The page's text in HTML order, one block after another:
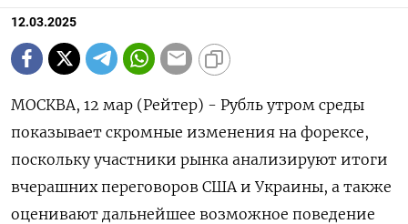
12.03.2025
МОСКВА, 12 мар (Рейтер) - Рубль утром среды
показывает скромные изменения на форексе,
поскольку участники рынка анализируют итоги
вчерашних переговоров США и Украины, а также
оценивают дальнейшее возможное поведение